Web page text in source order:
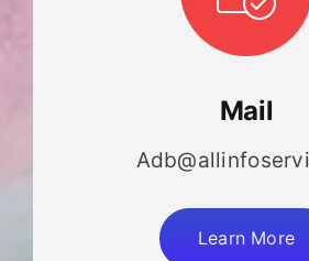
Mail
Learn More